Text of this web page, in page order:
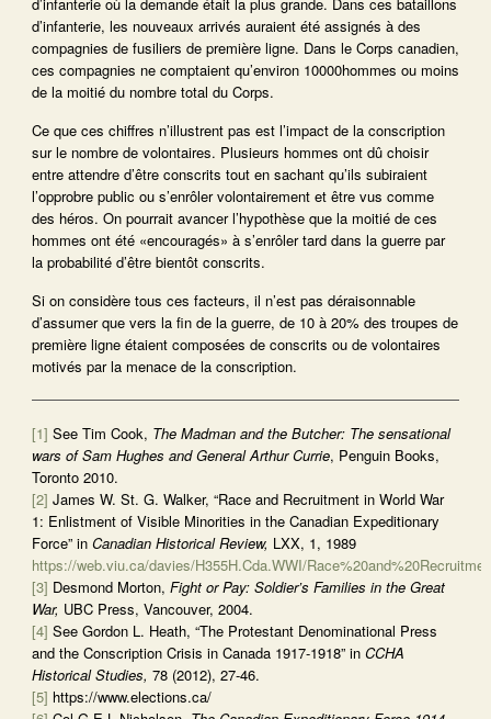
d’infanterie, les nouveaux arrivés auraient été assignés à des
compagnies de fusiliers de première ligne. Dans le Corps canadien,
ces compagnies ne comptaient qu’environ 10000hommes ou moins
de la moitié du nombre total du Corps.
Ce que ces chiffres n’illustrent pas est l’impact de la conscription
sur le nombre de volontaires. Plusieurs hommes ont dû choisir
entre attendre d’être conscrits tout en sachant qu’ils subiraient
l’opprobre public ou s’enrôler volontairement et être vus comme
des héros. On pourrait avancer l’hypothèse que la moitié de ces
hommes ont été «encouragés» à s’enrôler tard dans la guerre par
la probabilité d’être bientôt conscrits.
Si on considère tous ces facteurs, il n’est pas déraisonnable
d’assumer que vers la fin de la guerre, de 10 à 20% des troupes de
première ligne étaient composées de conscrits ou de volontaires
motivés par la menace de la conscription.
[1] See Tim Cook, The Madman and the Butcher: The sensational
wars of Sam Hughes and General Arthur Currie, Penguin Books,
Toronto 2010.
[2] James W. St. G. Walker, “Race and Recruitment in World War
1: Enlistment of Visible Minorities in the Canadian Expeditionary
Force” in Canadian Historical Review, LXX, 1, 1989
https://web.viu.ca/davies/H355H.Cda.WWI/
[3] Desmond Morton, Fight or Pay: Soldier’s Families in the Great
War, UBC Press, Vancouver, 2004.
[4] See Gordon L. Heath, “The Protestant Denominational Press
and the Conscription Crisis in Canada 1917-1918” in CCHA
Historical Studies, 78 (2012), 27-46.
[5] https://www.elections.ca/